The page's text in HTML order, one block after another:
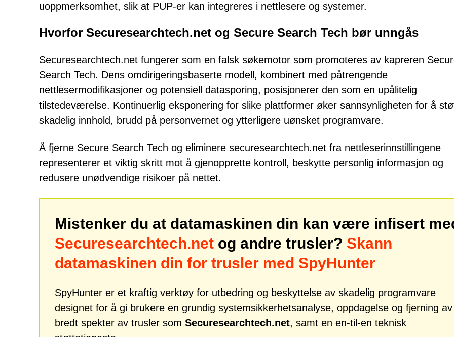
uoppmerksomhet, slik at PUP-er kan integreres i nettlesere og systemer.
Hvorfor Securesearchtech.net og Secure Search Tech bør unngås
Securesearchtech.net fungerer som en falsk søkemotor som promoteres av kapreren
Search Tech. Dens omdirigeringsbaserte modell, kombinert med påtrengende
nettlesermodifikasjoner og potensiell datasporing, posisjonerer den som en upålitelig
tilstedeværelse. Kontinuerlig eksponering for slike plattformer øker sannsynligheten for å
skadelig innhold, brudd på personvernet og ytterligere uønsket programvare.
Å fjerne Secure Search Tech og eliminere securesearchtech.net fra nettleserinnstillingene
representerer et viktig skritt mot å gjenopprette kontroll, beskytte personlig informasjon og
redusere unødvendige risikoer på nettet.
Mistenker du at datamaskinen din kan være infisert
Securesearchtech.net og andre trusler? Skann
datamaskinen din for trusler med SpyHunter
SpyHunter er et kraftig verktøy for utbedring og beskyttelse av skadelig programvare
designet for å gi brukere en grundig systemsikkerhetsanalyse, oppdagelse og fjerning
bredt spekter av trusler som Securesearchtech.net, samt en en-til-en teknisk